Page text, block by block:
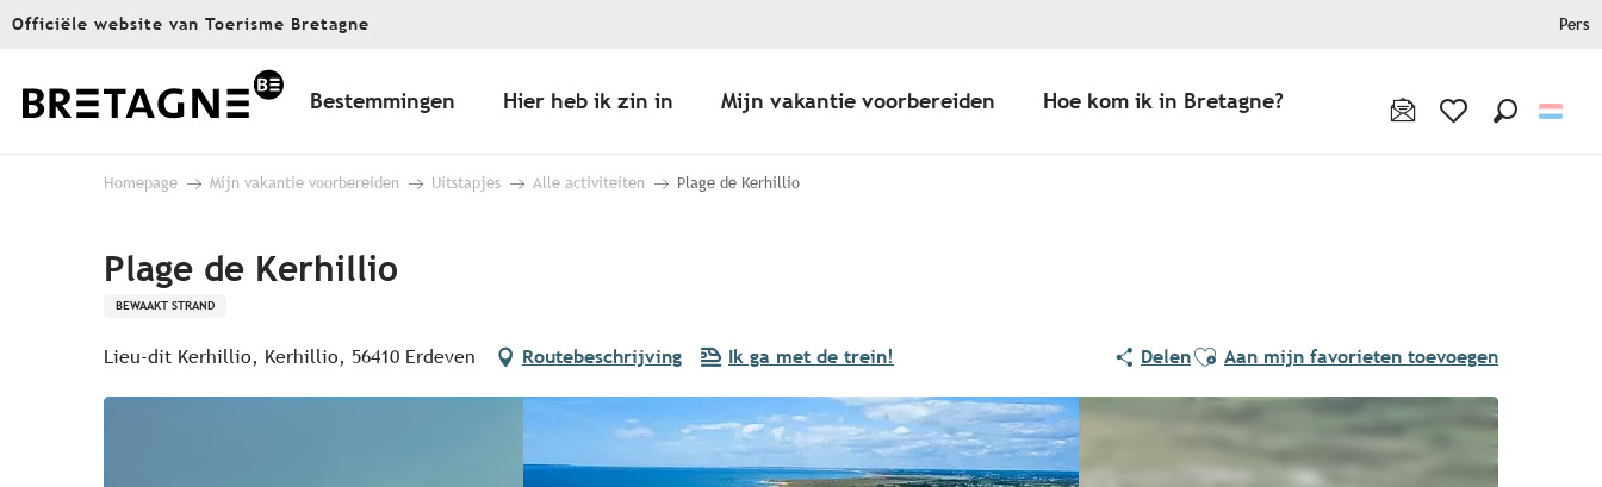
Aller
principal
Officiële website van Toerisme Bretagne Pers
Bestemmingen Hier heb ik zin in Mijn vakantie voorbereiden Hoe kom ik in Bretagne?
Homepage Mijn vakantie voorbereiden Uitstapjes Alle activiteiten Plage de Kerhillio
Plage de Kerhillio
BEWAAKT STRAND
Lieu-dit Kerhillio, Kerhillio, 56410 Erdeven Routebeschrijving Ik ga met de trein! DelenAjouter aux favoris
Aan mijn favorieten toevoegen